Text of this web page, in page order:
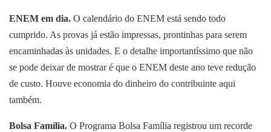
ENEM em dia. O calendário do ENEM está sendo todo
cumprido. As provas já estão impressas, prontinhas para serem
encaminhadas às unidades. E o detalhe importantíssimo que não
se pode deixar de mostrar é que o ENEM deste ano teve redução
de custo. Houve economia do dinheiro do contribuinte aqui
também.
Bolsa Família. O Programa Bolsa Família registrou um recorde